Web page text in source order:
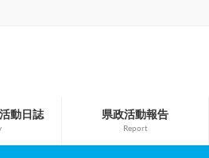
動日誌 県政活動報告
Report